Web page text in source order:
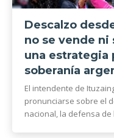
Descalzo
no se vende ni
una estrategia
soberanía
El intendente de
pronunciarse sobre el
nacional, la defensa